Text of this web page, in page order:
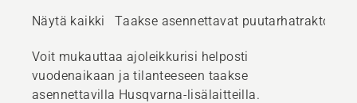
Näytä kaikki Taakse asennettavat puutarhatraktorin
Voit mukauttaa ajoleikkurisi helposti
vuodenaikaan ja tilanteeseen taakse
asennettavilla Husqvarna-lisälaitteilla.